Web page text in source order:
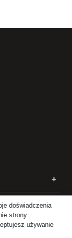
+
+
doświadczenia
strony.
używanie